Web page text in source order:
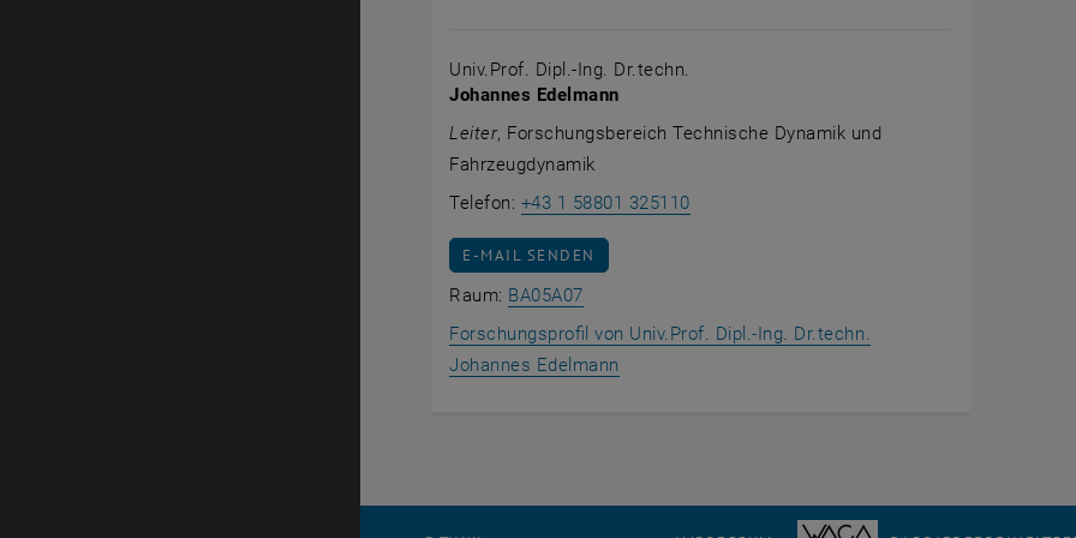
Univ.Prof. Dipl.-Ing. Dr.techn.
Johannes Edelmann
Leiter, Forschungsbereich Technische Dynamik und
Fahrzeugdynamik
Telefon: +43 1 58801 325110Johannes Edelmann anrufen
E-MAIL AN JOHANNES EDELMANN SENDEN
E-MAIL SENDEN
Raum: BA05A07Raum BA05A07 auf der Karte anzeigen , öffnet eine
Forschungsprofil von Univ.Prof. Dipl.-Ing. Dr.techn.
Johannes Edelmann